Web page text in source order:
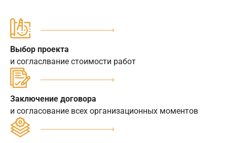
Выбор проекта
и согласлвание стоимости работ
Заключение договора
и согласование всех организационных моментов